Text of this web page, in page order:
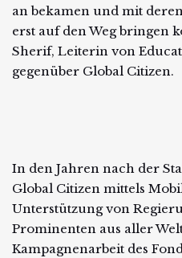
an bekamen und mit
erst auf den Weg bringen
Sherif, Leiterin von
gegenüber Global Citizen.
In den Jahren nach der
Global Citizen mittels
Unterstützung von
Prominenten aus aller
Kampagnenarbeit des